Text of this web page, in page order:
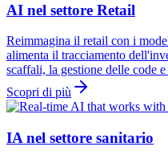
AI nel settore Retail
Reimmagina il retail con i
alimenta il tracciamento
scaffali, la gestione delle code
Scopri di più
IA nel settore sanitario